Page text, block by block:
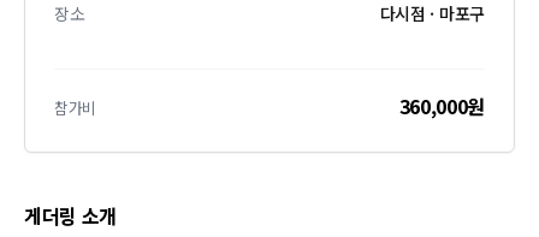
게더링 소개
장소 다시점 · 마포구
참가비 360,000원